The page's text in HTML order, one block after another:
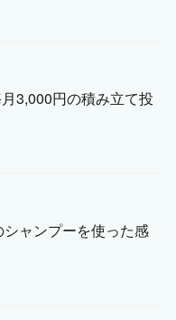
月3,000円の積み立て投
ャンプーを使った感